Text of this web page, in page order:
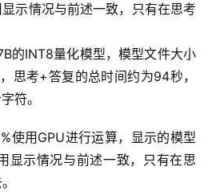
示情况与前述一致，只有在思考
的INT8量化模型，模型文件大小
思考+答复的总时间约为94秒，
符。
使用GPU进行运算，显示的模型
显示情况与前述一致，只有在思